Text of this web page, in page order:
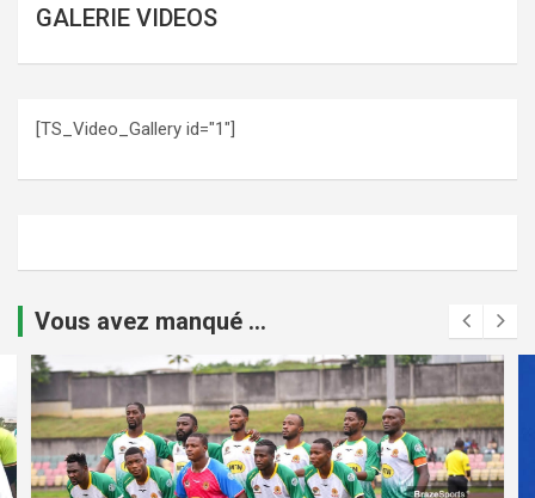
GALERIE VIDEOS
[TS_Video_Gallery id="1"]
Vous avez manqué ...